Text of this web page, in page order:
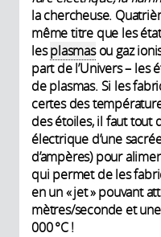
la chercheuse.
même titre que les
lesplasmasou gaz
part de l’Univers – les
de plasmas. Si les
certes des
des étoiles, il faut tout
électrique d’une
d’ampères) pour
qui permet de les
en un « jet » pouvant
mètres/seconde et
000 °C !